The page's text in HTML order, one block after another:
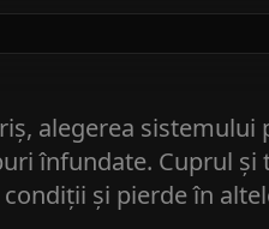
alegerea
înfundate. Cuprul
și pierde în